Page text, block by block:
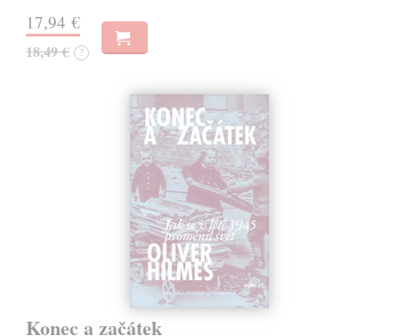
17,94 €
18,49 € ?
Konec a začátek